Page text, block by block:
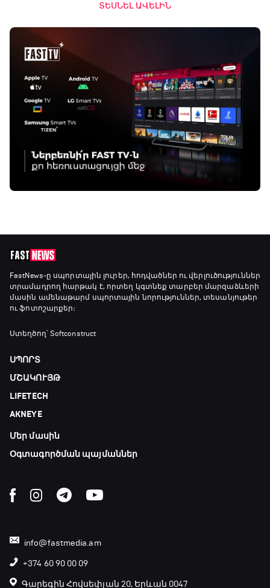
ՏԵՍՆԵԼ ԱՎԵԼԻՆ
FastNews-ը սպորտային լուրեր, հոդվածներ ու վերլուծություններ
տրամադրող հարթակ է, որտեղ կգտնեք տարբեր մարզաձևերի
մասին ամենաթարմ սպորտային նորություններ, տեսանյութեր
ու ֆոտոշարքեր։
Ստեղծող՝ Softconstruct
ՍՊՈՐՏ
ՄՇԱԿՈՒՅԹ
LIFETECH
AKNEYE
Մեր մասին
Օգտագործման պայմաններ
info@fastmedia.am
+374 60 90 00 09
Գարեգին Հովսեփյան 20, Երևան 0047